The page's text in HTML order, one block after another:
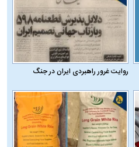
روایت غرور راهبردی ایران در جنگ